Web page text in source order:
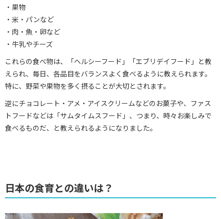
・果物
・米・パンなど
・肉・魚・卵など
・牛乳やチーズ
これらの食べ物は、「ヘルシーフード」「エブリデイフード」と教
えられ、毎日、各品目をバランスよく食べるように教えられます。
特に、野菜や果物を多く摂ることが大切とされます。
逆にチョコレート・アメ・アイスクリームなどのお菓子や、ファス
トフードなどは「サムタイムスフード」、つまり、時々お楽しみで
食べるものだ、と教えられるようになりました。
日本の食育との違いは？